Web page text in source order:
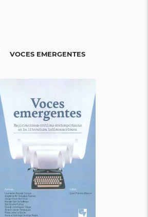
VOCES EMERGENTES